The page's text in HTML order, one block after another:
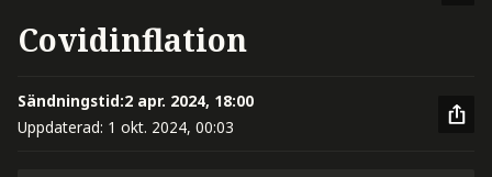
Covidinflation
Sändningstid:2 apr. 2024, 18:00
Uppdaterad: 1 okt. 2024, 00:03